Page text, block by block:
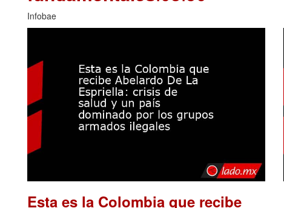
Infobae
Esta es la Colombia que recibe